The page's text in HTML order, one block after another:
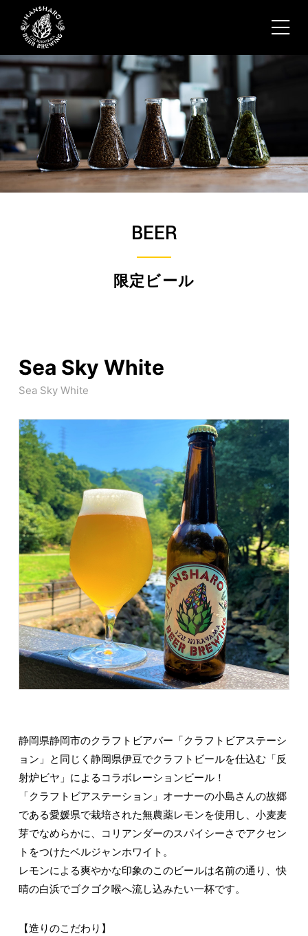
BEER
限定ビール
Sea Sky White
Sea Sky White
静岡県静岡市のクラフトビアバー「クラフトビアステーシ
ョン」と同じく静岡県伊豆でクラフトビールを仕込む「反
射炉ビヤ」によるコラボレーションビール！
「クラフトビアステーション」オーナーの小島さんの故郷
である愛媛県で栽培された無農薬レモンを使用し、小麦麦
芽でなめらかに、コリアンダーのスパイシーさでアクセン
トをつけたベルジャンホワイト。
レモンによる爽やかな印象のこのビールは名前の通り、快
晴の白浜でゴクゴク喉へ流し込みたい一杯です。
【造りのこだわり】